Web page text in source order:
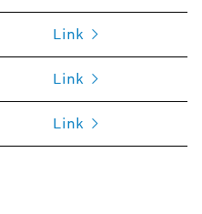
Link
Link
Link